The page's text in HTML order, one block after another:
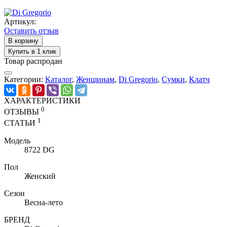
Артикул:
Оставить отзыв
В корзину
Купить в 1 клик
Товар распродан
Категории: Каталог, Женщинам, Di Gregorio, Cумки, Клатч
ХАРАКТЕРИСТИКИ
ОТЗЫВЫ 0
СТАТЬИ 1
Модель
8722 DG
Пол
Женский
Сезон
Весна-лето
БРЕНД